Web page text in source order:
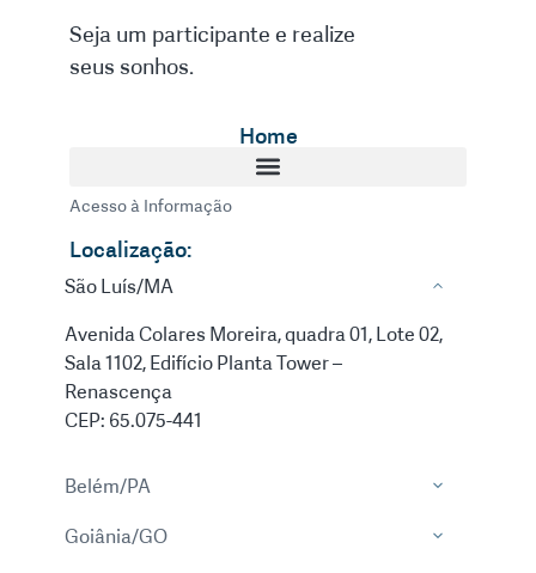
Seja um participante e realize
seus sonhos.
Home
Acesso à Informação
Localização:
São Luís/MA
Avenida Colares Moreira, quadra 01, Lote 02,
Sala 1102, Edifício Planta Tower –
Renascença
CEP: 65.075-441
Belém/PA
Goiânia/GO